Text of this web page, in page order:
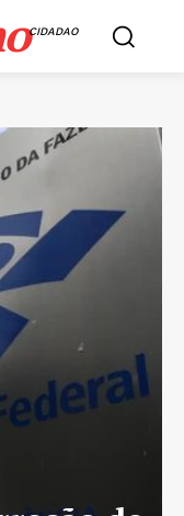
CIDADAO